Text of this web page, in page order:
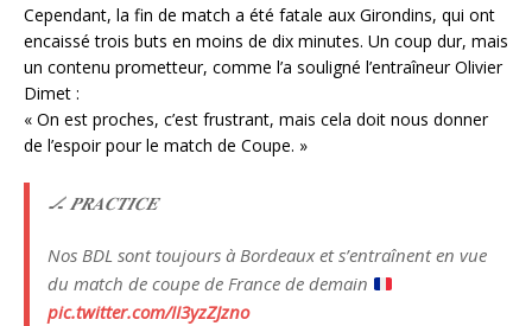
Cependant, la fin de match a été fatale aux Girondins, qui ont
encaissé trois buts en moins de dix minutes. Un coup dur, mais
un contenu prometteur, comme l’a souligné l’entraîneur Olivier
Dimet :
« On est proches, c’est frustrant, mais cela doit nous donner
de l’espoir pour le match de Coupe. »
🏒 𝑷𝑹𝑨𝑪𝑻𝑰𝑪𝑬
Nos BDL sont toujours à Bordeaux et s’entraînent en vue
du match de coupe de France de demain
pic.twitter.com/II3yzZJzno